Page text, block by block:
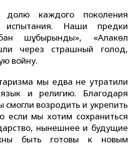
долю каждого поколения
испытания. Наши предки
шұбырынды», «Алқакөл
через страшный голод,
войну.
мы едва не утратили
и религию. Благодаря
смогли возродить и укрепить
если мы хотим сохраниться
нынешнее и будущие
быть готовы к новым